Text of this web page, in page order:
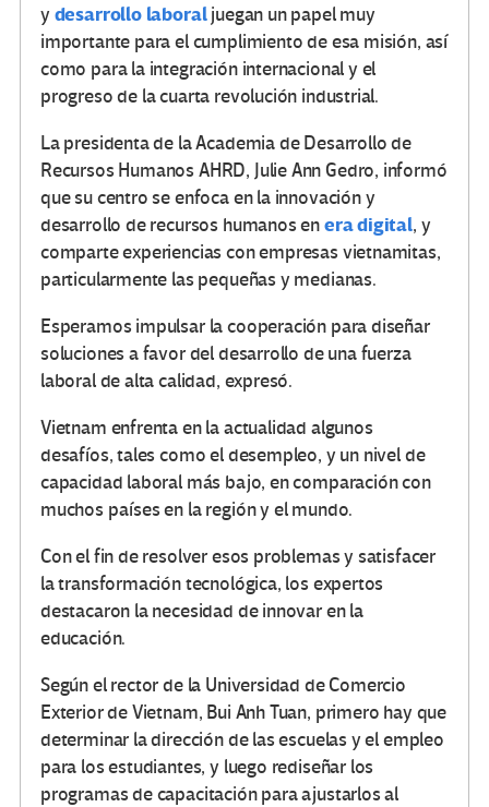
y desarrollo laboraljuegan un papel muy
importante para el cumplimiento de esa misión, así
como para la integración internacional y el
progreso de la cuarta revolución industrial.
La presidenta de la Academia de Desarrollo de
Recursos Humanos AHRD, Julie Ann Gedro, informó
que su centro seenfoca en la innovación y
desarrollo de recursos humanos enera digital, y
comparte experiencias con empresas vietnamitas,
particularmente las pequeñas y medianas.
Esperamos impulsar la cooperación para diseñar
soluciones a favor del desarrollo de una fuerza
laboral de alta calidad, expresó.
Vietnam enfrenta en la actualidad algunos
desafíos, tales como el desempleo, y un nivel de
capacidad laboral más bajo, en comparación con
muchos países en la región y el mundo.
Con el fin de resolver esos problemas y satisfacer
la transformación tecnológica, los expertos
destacaron la necesidad de innovar en la
educación.
Según el rector de la Universidad de Comercio
Exterior de Vietnam, Bui Anh Tuan, primero hay que
determinar la dirección de las escuelas y el empleo
para los estudiantes, y luego rediseñar los
programas de capacitación para ajustarlos al